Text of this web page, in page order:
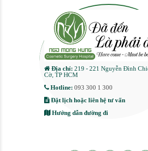
Địa chỉ: 219 - 221 Nguyễn Đình
Cờ, TP HCM
Hotline: 093 300 1 300
Đặt lịch hoặc liên hệ tư vấn
Hướng dẫn đường đi